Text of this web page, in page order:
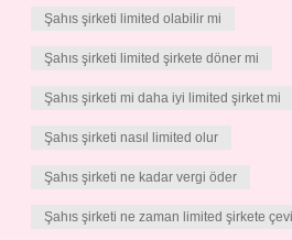
Şahıs şirketi limited olabilir mi
Şahıs şirketi limited şirkete döner mi
Şahıs şirketi mi daha iyi limited şirket mi
Şahıs şirketi nasıl limited olur
Şahıs şirketi ne kadar vergi öder
Şahıs şirketi ne zaman limited şirkete